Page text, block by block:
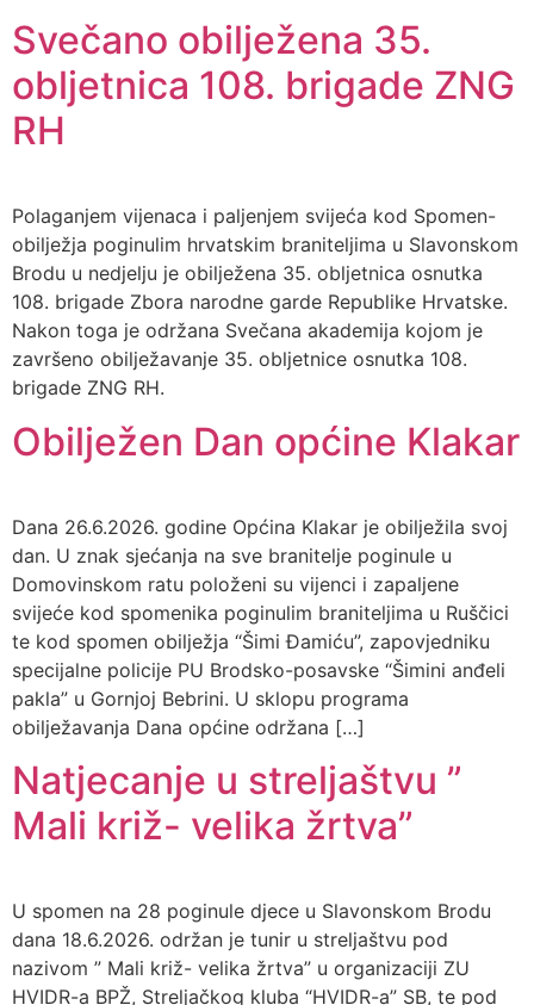
Svečano obilježena 35.
obljetnica 108. brigade ZNG
RH
Polaganjem vijenaca i paljenjem svijeća kod Spomen-
obilježja poginulim hrvatskim braniteljima u Slavonskom
Brodu u nedjelju je obilježena 35. obljetnica osnutka
108. brigade Zbora narodne garde Republike Hrvatske.
Nakon toga je održana Svečana akademija kojom je
završeno obilježavanje 35. obljetnice osnutka 108.
brigade ZNG RH.
Obilježen Dan općine Klakar
Dana 26.6.2026. godine Općina Klakar je obilježila svoj
dan. U znak sjećanja na sve branitelje poginule u
Domovinskom ratu položeni su vijenci i zapaljene
svijeće kod spomenika poginulim braniteljima u Ruščici
te kod spomen obilježja “Šimi Đamiću”, zapovjedniku
specijalne policije PU Brodsko-posavske “Šimini anđeli
pakla” u Gornjoj Bebrini. U sklopu programa
obilježavanja Dana općine održana […]
Natjecanje u streljaštvu ”
Mali križ- velika žrtva”
U spomen na 28 poginule djece u Slavonskom Brodu
dana 18.6.2026. održan je tunir u streljaštvu pod
nazivom ” Mali križ- velika žrtva” u organizaciji ZU
HVIDR-a BPŽ, Streljačkog kluba “HVIDR-a” SB, te pod